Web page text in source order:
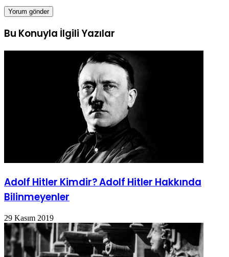
Bu Konuyla İlgili Yazılar
Adolf Hitler Kimdir? Adolf Hitler Hakkında
Bilinmeyenler
29 Kasım 2019